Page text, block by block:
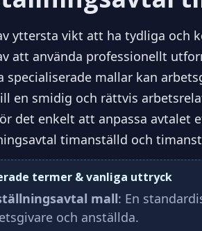
yttersta vikt att ha tydliga och
att använda professionellt
specialiserade mallar kan
en smidig och rättvis
det enkelt att anpassa avtalet
timanställd och
termer & vanliga uttryck
mall: En
och anställda.